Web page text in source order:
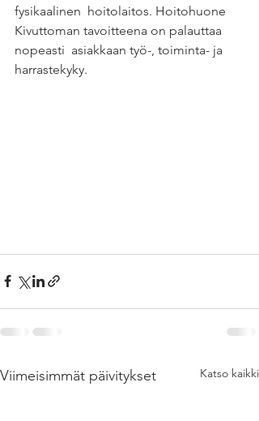
fysikaalinen  hoitolaitos. Hoitohuone
Kivuttoman tavoitteena on palauttaa
nopeasti  asiakkaan työ-, toiminta- ja
harrastekyky.
Viimeisimmät päivitykset Katso kaikki